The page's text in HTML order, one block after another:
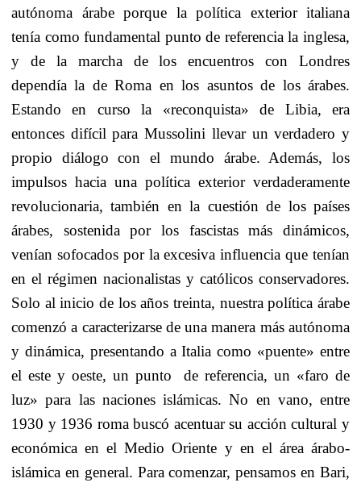
autónoma árabe porque la política exterior italiana
tenía como fundamental punto de referencia la inglesa,
y de la marcha de los encuentros con Londres
dependía la de Roma en los asuntos de los árabes.
Estando en curso la «reconquista» de Libia, era
entonces difícil para Mussolini llevar un verdadero y
propio diálogo con el mundo árabe. Además, los
impulsos hacia una política exterior verdaderamente
revolucionaria, también en la cuestión de los países
árabes, sostenida por los fascistas más dinámicos,
venían sofocados por la excesiva influencia que tenían
en el régimen nacionalistas y católicos conservadores.
Solo al inicio de los años treinta, nuestra política árabe
comenzó a caracterizarse de una manera más autónoma
y dinámica, presentando a Italia como «puente» entre
el este y oeste, un punto
de referencia, un «faro de
luz» para las naciones islámicas. No en vano, entre
1930 y 1936 roma buscó acentuar su acción cultural y
económica en el Medio Oriente y en el área árabo-
islámica en general. Para comenzar, pensamos en Bari,